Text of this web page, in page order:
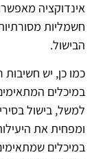
אינדוקציה
חשמליות
הבישול.
כמו כן, יש חשיבות
במיכלים
למשל, בישול
ומפחית את
במיכלים